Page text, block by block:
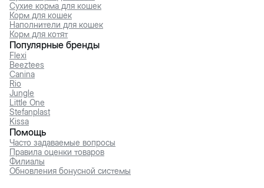
Сухие корма для кошек
Корм для кошек
Наполнители для кошек
Корм для котят
Популярные бренды
Flexi
Beeztees
Canina
Rio
Jungle
Little One
Stefanplast
Kissa
Помощь
Часто задаваемые вопросы
Правила оценки товаров
Филиалы
Обновления бонусной системы